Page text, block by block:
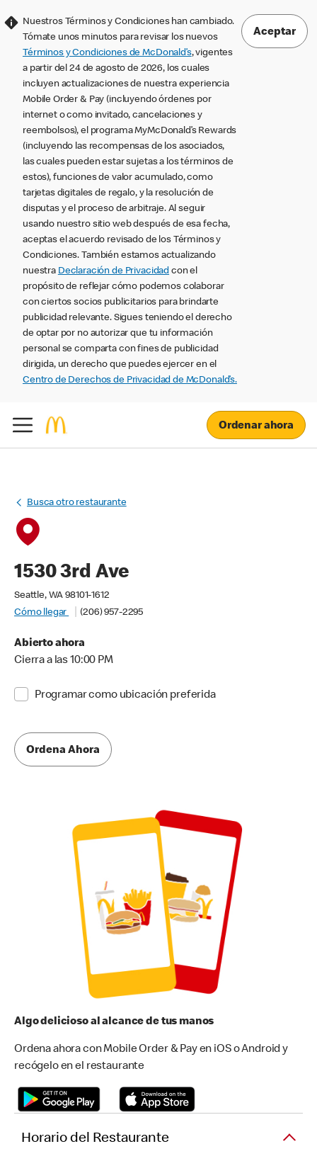
Nuestros Términos y Condiciones han cambiado.
Tómate unos minutos para revisar los nuevos
Términos y Condiciones de McDonald’s, vigentes
a partir del 24 de agosto de 2026, los cuales
incluyen actualizaciones de nuestra experiencia
Mobile Order & Pay (incluyendo órdenes por
internet o como invitado, cancelaciones y
reembolsos), el programa MyMcDonald’s Rewards
(incluyendo las recompensas de los asociados,
las cuales pueden estar sujetas a los términos de
estos), funciones de valor acumulado, como
tarjetas digitales de regalo, y la resolución de
disputas y el proceso de arbitraje. Al seguir
usando nuestro sitio web después de esa fecha,
aceptas el acuerdo revisado de los Términos y
Condiciones. También estamos actualizando
nuestra Declaración de Privacidad con el
propósito de reflejar cómo podemos colaborar
con ciertos socios publicitarios para brindarte
publicidad relevante. Sigues teniendo el derecho
de optar por no autorizar que tu información
personal se comparta con fines de publicidad
dirigida, un derecho que puedes ejercer en el
Centro de Derechos de Privacidad de McDonald’s.
Aceptar
Ordenar ahora
Busca otro restaurante
1530 3rd Ave
Seattle, WA 98101-1612
Cómo llegar
(206) 957-2295
Abierto ahora
Cierra a las 10:00 PM
Programar como ubicación preferida
Ordena Ahora
Algo delicioso al alcance de tus manos
Ordena ahora con Mobile Order & Pay en iOS o Android y
recógelo en el restaurante
Horario del Restaurante